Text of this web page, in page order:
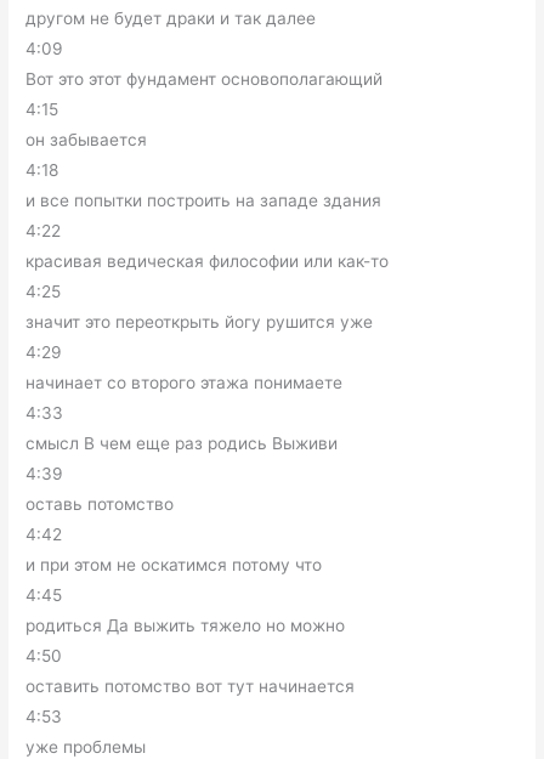
другом не будет драки и так далее
4:09
Вот это этот фундамент основополагающий
4:15
он забывается
4:18
и все попытки построить на западе здания
4:22
красивая ведическая философии или как-то
4:25
значит это переоткрыть йогу рушится уже
4:29
начинает со второго этажа понимаете
4:33
смысл В чем еще раз родись Выживи
4:39
оставь потомство
4:42
и при этом не оскатимся потому что
4:45
родиться Да выжить тяжело но можно
4:50
оставить потомство вот тут начинается
4:53
уже проблемы